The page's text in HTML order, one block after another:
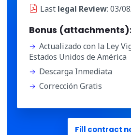
Last legal Review: 03/
Bonus (attachments):
Actualizado con la Ley
Estados Unidos de América
Descarga Inmediata
Corrección Gratis
Fill contract